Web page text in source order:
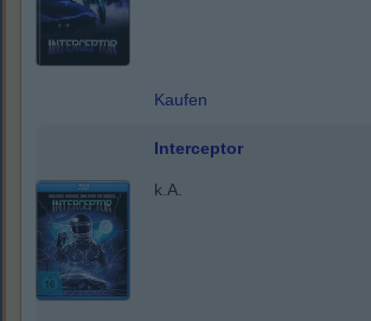
Kaufen
Interceptor
k.A.